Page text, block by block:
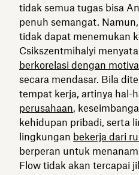
tidak semua tugas bisa
penuh semangat.
tidak dapat menemukan
Csikszentmihalyi
berkorelasi dengan
secara mendasar. Bila
tempat kerja, artinya hal-
perusahaan,
kehidupan pribadi, serta
lingkungan bekerja dari
berperan untuk
Flow tidak akan tercapai